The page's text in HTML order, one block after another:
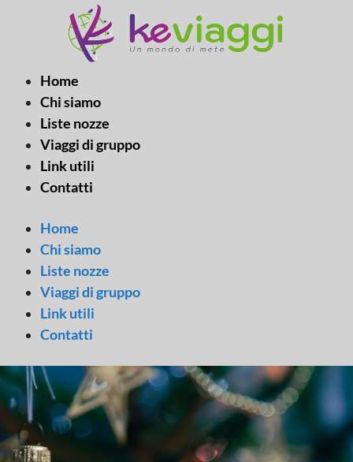
Home
Chi siamo
Liste nozze
Viaggi di gruppo
Link utili
Contatti
Home
Chi siamo
Liste nozze
Viaggi di gruppo
Link utili
Contatti